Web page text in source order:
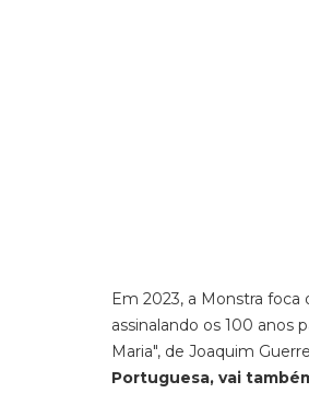
Em 2023, a Monstra
assinalando os 100 anos
Maria", de Joaquim
Portuguesa, vai